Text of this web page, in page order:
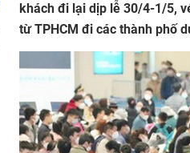
khách đi lại dịp lễ 30/4-1/5,
từ TPHCM đi các thành phố